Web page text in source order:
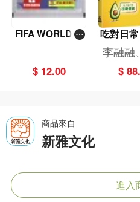
FIFA WORLD C
包）
$ 12.00
吃對日
減糖
李融融
麗,黃梨
凱
$
商品來自
新雅文化
進入